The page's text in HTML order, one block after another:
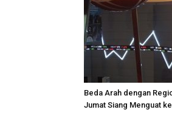
Beda Arah dengan
Jumat Siang Menguat